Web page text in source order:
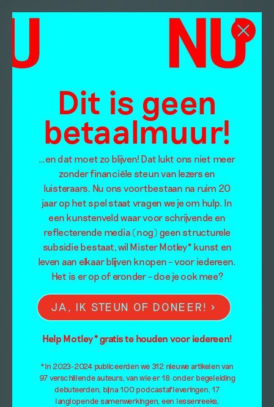
Dit is geen
betaalmuur!
…en dat moet zo blijven! Dat lukt ons niet meer
zonder financiële steun van lezers en
luisteraars. Nu ons voortbestaan na ruim 20
jaar op het spel staat vragen we je om hulp. In
een kunstenveld waar voor schrijvende en
reflecterende media (nog) geen structurele
subsidie bestaat, wil Mister Motley* kunst en
leven aan elkaar blijven knopen – voor iedereen.
Het is er op of eronder – doe je ook mee?
JA, IK STEUN OF DONEER!
Help Motley* gratis te houden voor iedereen!
*In 2023-2024 publiceerden we 312 nieuwe artikelen van
97 verschillende auteurs, van wie er 18 onder begeleiding
debuteerden, bijna 100 podcastafleveringen, 17
langlopende samenwerkingen, een lessenreeks,